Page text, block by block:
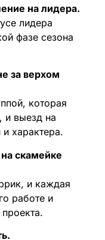
на лидера.
лидера
фазе сезона
за верхом
которая
и выезд на
характера.
скамейке
и каждая
работе и